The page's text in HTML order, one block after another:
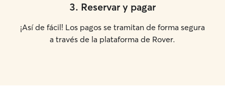
3. Reservar y pagar
¡Así de fácil! Los pagos se tramitan de forma segura
a través de la plataforma de Rover.